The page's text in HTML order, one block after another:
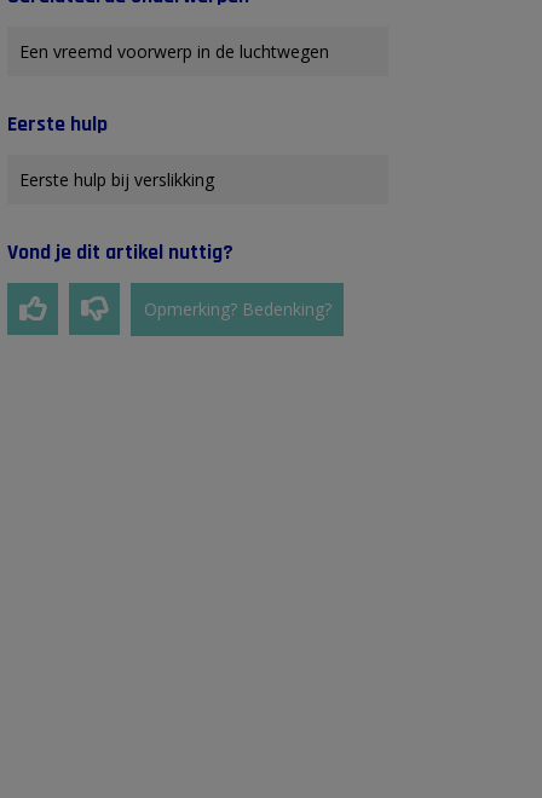
Een vreemd voorwerp in de luchtwegen
Eerste hulp
Eerste hulp bij verslikking
Vond je dit artikel nuttig?
Opmerking? Bedenking?